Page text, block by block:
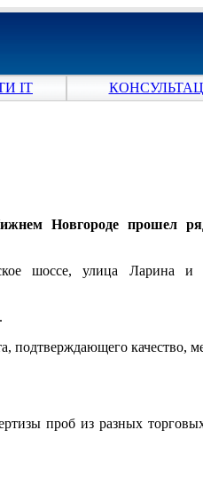
IT
Новгороде прошел
шоссе, улица Ларина
подтверждающего качество,
проб из разных